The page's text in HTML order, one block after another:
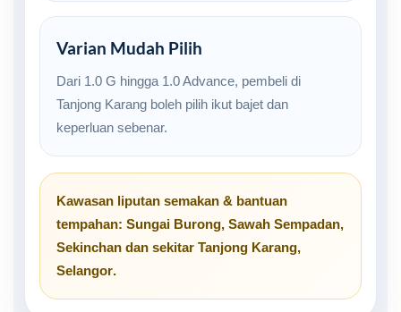
Varian Mudah Pilih
Dari 1.0 G hingga 1.0 Advance, pembeli di
Tanjong Karang boleh pilih ikut bajet dan
keperluan sebenar.
Kawasan liputan semakan & bantuan
tempahan: Sungai Burong, Sawah Sempadan,
Sekinchan dan sekitar Tanjong Karang,
Selangor.